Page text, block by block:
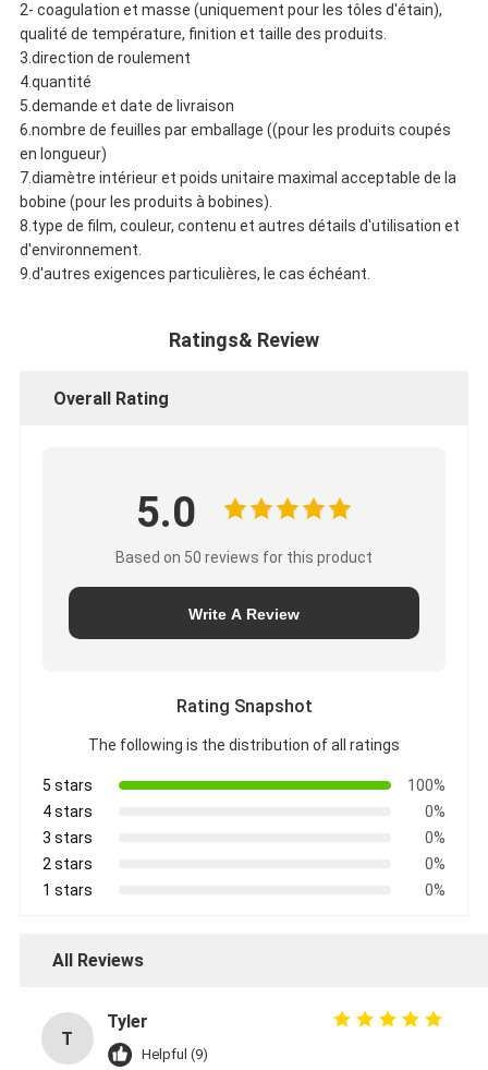
2- coagulation et masse (uniquement pour les tôles d'étain),
qualité de température, finition et taille des produits.
3.direction de roulement
4.quantité
5.demande et date de livraison
6.nombre de feuilles par emballage ((pour les produits coupés
en longueur)
7.diamètre intérieur et poids unitaire maximal acceptable de la
bobine (pour les produits à bobines).
8.type de film, couleur, contenu et autres détails d'utilisation et
d'environnement.
9.d'autres exigences particulières, le cas échéant.
Ratings& Review
Overall Rating
5.0
Based on 50 reviews for this product
Write A Review
Rating Snapshot
The following is the distribution of all ratings
5 stars
100%
4 stars
0%
3 stars
0%
2 stars
0%
1 stars
0%
All Reviews
T
Tyler
Helpful (9)